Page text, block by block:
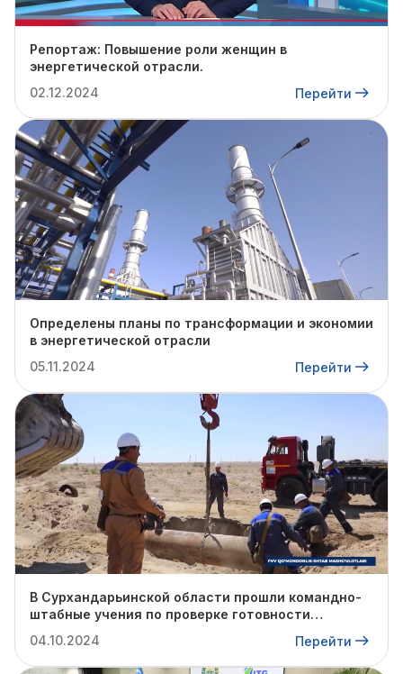
Репортаж: Повышение роли женщин в
энергетической отрасли.
02.12.2024
Перейти
Определены планы по трансформации и экономии
в энергетической отрасли
05.11.2024
Перейти
В Сурхандарьинской области прошли командно-
штабные учения по проверке готовности
отопительному сезону.
04.10.2024 Перейти